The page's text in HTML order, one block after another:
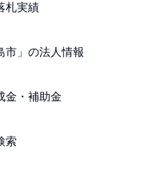
札実績
市」の法人情報
金・補助金
索